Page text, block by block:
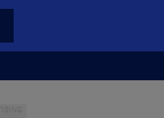
CATEGORIILE